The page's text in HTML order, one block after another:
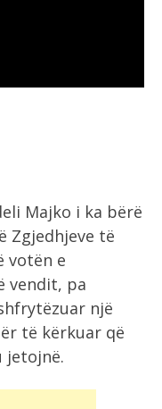
Majko i ka bërë
Zgjedhjeve të
votën e
vendit, pa
një
të kërkuar që
jetojnë.